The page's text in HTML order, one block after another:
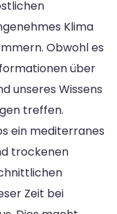
Klima
Obwohl es
über
unseres Wissens
treffen.
ein mediterranes
trockenen
Zeit bei